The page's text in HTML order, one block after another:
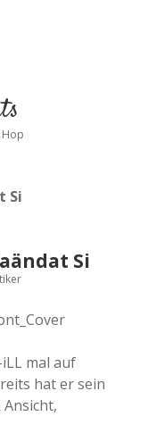
spotify
Si
Si
mal auf
hat er sein
Ansicht,